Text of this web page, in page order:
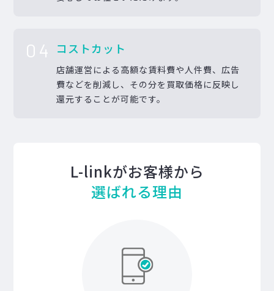
04 コストカット
店舗運営による高額な賃料費や人件費、広告
費などを削減し、その分を買取価格に反映し
還元することが可能です。
L-linkがお客様から
選ばれる理由